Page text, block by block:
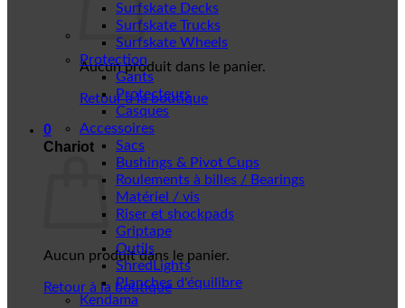
Aucun produit dans le panier.
Retour à la boutique
0
Chariot
Aucun produit dans le panier.
Retour à la boutique
Surfskate Decks
Surfskate Trucks
Surfskate Wheels
Protection
Gants
Protecteurs
Casques
Accessoires
Sacs
Bushings & Pivot Cups
Roulements à billes / Bearings
Matériel / vis
Riser et shockpads
Griptape
Outils
ShredLights
Planches d'équilibre
Kendama